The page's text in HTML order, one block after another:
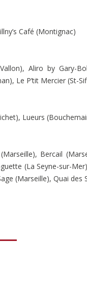
Café (Montignac)
Vallon), Aliro by
Le P’tit Mercier (St-
Lueurs
Bercail
(La Seyne-sur-
(Marseille), Quai